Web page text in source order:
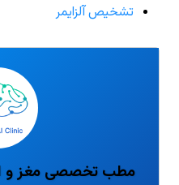
تشخیص آلزایمر
مطب تخصصی مغز و